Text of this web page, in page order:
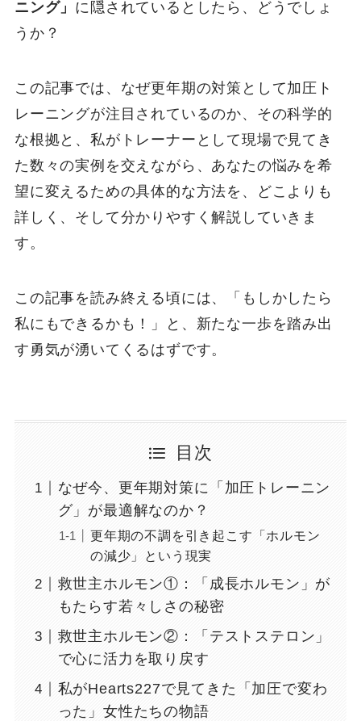
ニング」 に隠されているとしたら、どうでしょ
うか？
この記事では、なぜ更年期の対策として加圧ト
レーニングが注目されているのか、その科学的
な根拠と、私がトレーナーとして現場で見てき
た数々の実例を交えながら、あなたの悩みを希
望に変えるための具体的な方法を、どこよりも
詳しく、そして分かりやすく解説していきま
す。
この記事を読み終える頃には、「もしかしたら
私にもできるかも！」と、新たな一歩を踏み出
す勇気が湧いてくるはずです。
目次
なぜ今、更年期対策に「加圧トレーニン
グ」が最適解なのか？
更年期の不調を引き起こす「ホルモン
の減少」という現実
救世主ホルモン①：「成長ホルモン」が
もたらす若々しさの秘密
救世主ホルモン②：「テストステロン」
で心に活力を取り戻す
私がHearts227で見てきた「加圧で変わ
った」女性たちの物語